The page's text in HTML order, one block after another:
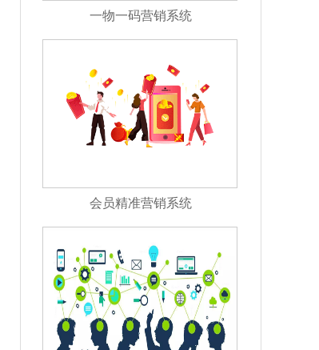
一物一码营销系统
会员精准营销系统